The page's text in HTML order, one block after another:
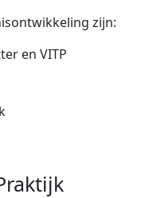
zijn:
en VITP